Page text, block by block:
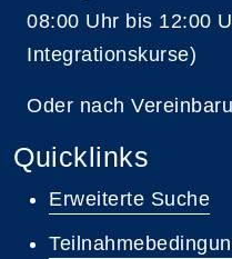
08:00 Uhr bis 12:00
Integrationskurse)
Oder nach
Quicklinks
Erweiterte Suche